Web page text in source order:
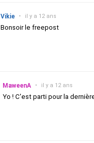
Vikie • il y a 12 ans
Bonsoir le freepost
MaweenA • il y a 12 ans
Yo ! C'est parti pour la